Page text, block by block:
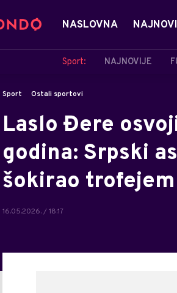
NASLOVNA
Sport: NAJNOVIJE
Sport Ostali sportovi
Laslo Đere
godina: Srpski
šokirao trofejem
16.05.2026. / 18:17